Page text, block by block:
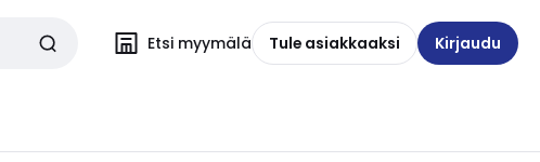
Etsi myymälä Tule asiakkaaksi Kirjaudu